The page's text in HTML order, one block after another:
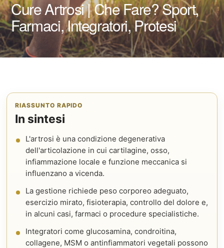
Cure Artrosi | Che Fare? Sport,
Farmaci, Integratori, Protesi
RIASSUNTO RAPIDO
In sintesi
L'artrosi è una condizione degenerativa
dell'articolazione in cui cartilagine, osso,
infiammazione locale e funzione meccanica si
influenzano a vicenda.
La gestione richiede peso corporeo adeguato,
esercizio mirato, fisioterapia, controllo del dolore e,
in alcuni casi, farmaci o procedure specialistiche.
Integratori come glucosamina, condroitina,
collagene, MSM o antinfiammatori vegetali possono